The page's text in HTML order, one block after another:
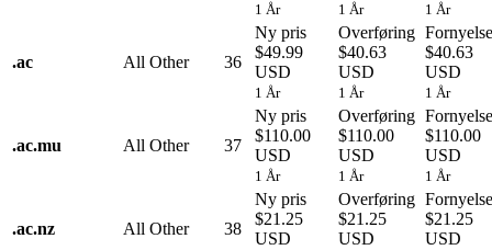
1 År 1 År 1 År
.ac All Other 36
Ny pris
$49.99
USD
1 År
Overføring
$40.63
USD
1 År
Fornyelse
$40.63
USD
1 År
.ac.mu All Other 37
Ny pris
$110.00
USD
1 År
Overføring
$110.00
USD
1 År
Fornyelse
$110.00
USD
1 År
.ac.nz All Other 38
Ny pris
$21.25
USD
Overføring
$21.25
USD
Fornyelse
$21.25
USD